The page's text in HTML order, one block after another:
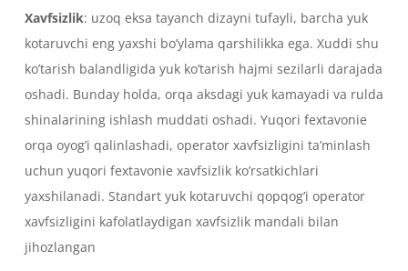
Xavfsizlik: uzoq eksa tayanch dizayni tufayli, barcha yuk
kotaruvchi eng yaxshi bo’ylama qarshilikka ega. Xuddi shu
ko’tarish balandligida yuk ko’tarish hajmi sezilarli darajada
oshadi. Bunday holda, orqa aksdagi yuk kamayadi va rulda
shinalarining ishlash muddati oshadi. Yuqori fextavonie
orqa oyog’i qalinlashadi, operator xavfsizligini ta’minlash
uchun yuqori fextavonie xavfsizlik ko’rsatkichlari
yaxshilanadi. Standart yuk kotaruvchi qopqog’i operator
xavfsizligini kafolatlaydigan xavfsizlik mandali bilan
jihozlangan